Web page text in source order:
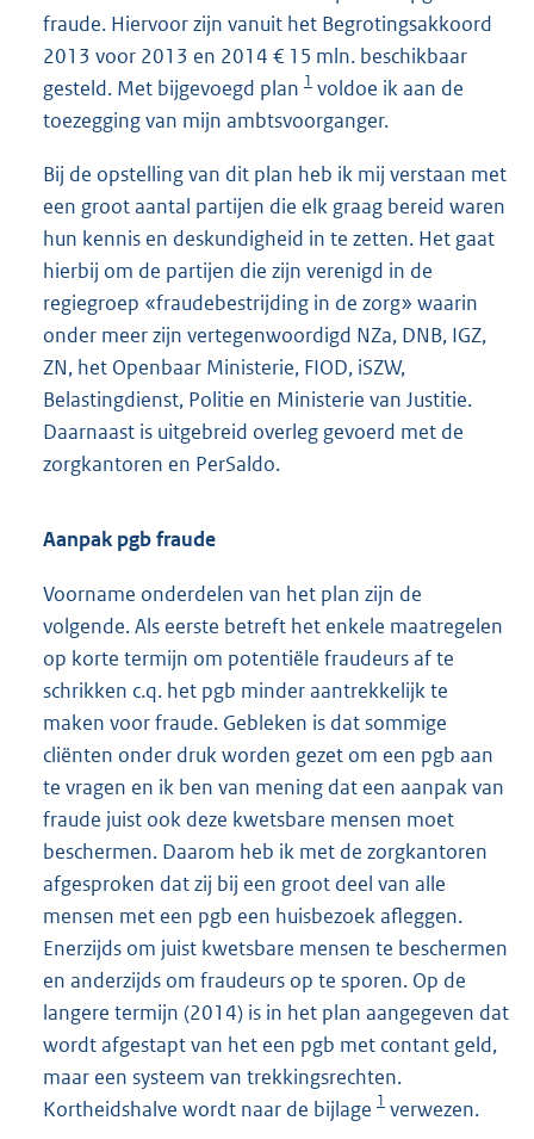
fraude. Hiervoor zijn vanuit het Begrotingsakkoord
2013 voor 2013 en 2014 € 15 mln. beschikbaar
gesteld. Met bijgevoegd plan 1 voldoe ik aan de
toezegging van mijn ambtsvoorganger.
Bij de opstelling van dit plan heb ik mij verstaan met
een groot aantal partijen die elk graag bereid waren
hun kennis en deskundigheid in te zetten. Het gaat
hierbij om de partijen die zijn verenigd in de
regiegroep «fraudebestrijding in de zorg» waarin
onder meer zijn vertegenwoordigd NZa, DNB, IGZ,
ZN, het Openbaar Ministerie, FIOD, iSZW,
Belastingdienst, Politie en Ministerie van Justitie.
Daarnaast is uitgebreid overleg gevoerd met de
zorgkantoren en PerSaldo.
Aanpak pgb fraude
Voorname onderdelen van het plan zijn de
volgende. Als eerste betreft het enkele maatregelen
op korte termijn om potentiële fraudeurs af te
schrikken c.q. het pgb minder aantrekkelijk te
maken voor fraude. Gebleken is dat sommige
cliënten onder druk worden gezet om een pgb aan
te vragen en ik ben van mening dat een aanpak van
fraude juist ook deze kwetsbare mensen moet
beschermen. Daarom heb ik met de zorgkantoren
afgesproken dat zij bij een groot deel van alle
mensen met een pgb een huisbezoek afleggen.
Enerzijds om juist kwetsbare mensen te beschermen
en anderzijds om fraudeurs op te sporen. Op de
langere termijn (2014) is in het plan aangegeven dat
wordt afgestapt van het een pgb met contant geld,
maar een systeem van trekkingsrechten.
Kortheidshalve wordt naar de bijlage 1 verwezen.